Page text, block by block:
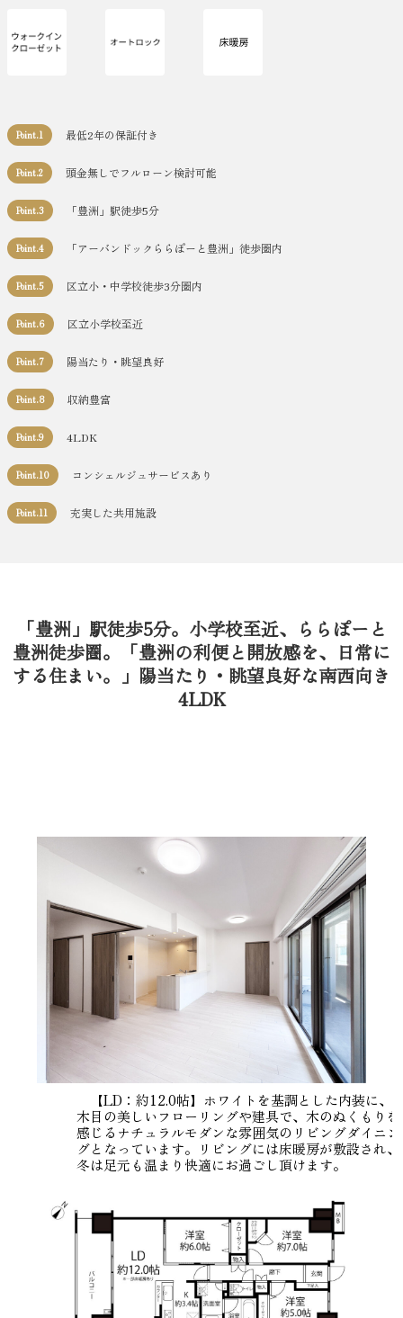
Point.1 最低2年の保証付き
Point.2 頭金無しでフルローン検討可能
Point.3 「豊洲」駅徒歩5分
Point.4 「アーバンドックららぽーと豊洲」徒歩圏内
Point.5 区立小・中学校徒歩3分圏内
Point.6 区立小学校至近
Point.7 陽当たり・眺望良好
Point.8 収納豊富
Point.9 4LDK
Point.10 コンシェルジュサービスあり
Point.11 充実した共用施設
「豊洲」駅徒歩5分。小学校至近、ららぽーと
豊洲徒歩圏。「豊洲の利便と開放感を、日常に
する住まい。」陽当たり・眺望良好な南西向き
4LDK
【LD：約12.0帖】ホワイトを基調とした内装に、
木目の美しいフローリングや建具で、木のぬくもりを
感じるナチュラルモダンな雰囲気のリビングダイニン
グとなっています。リビングには床暖房が敷設され、
冬は足元も温まり快適にお過ごし頂けます。